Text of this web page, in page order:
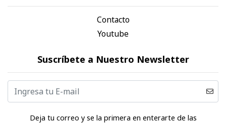
Contacto
Youtube
Suscríbete a Nuestro Newsletter
Deja tu correo y se la primera en enterarte de las